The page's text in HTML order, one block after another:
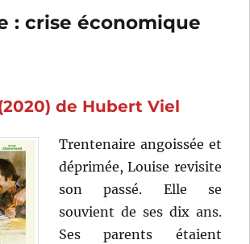
:crise économique
de Hubert Viel
Trentenaire angoissée et
déprimée, Louise revisite
son passé. Elle se
souvient de ses dix ans.
Ses parents étaient